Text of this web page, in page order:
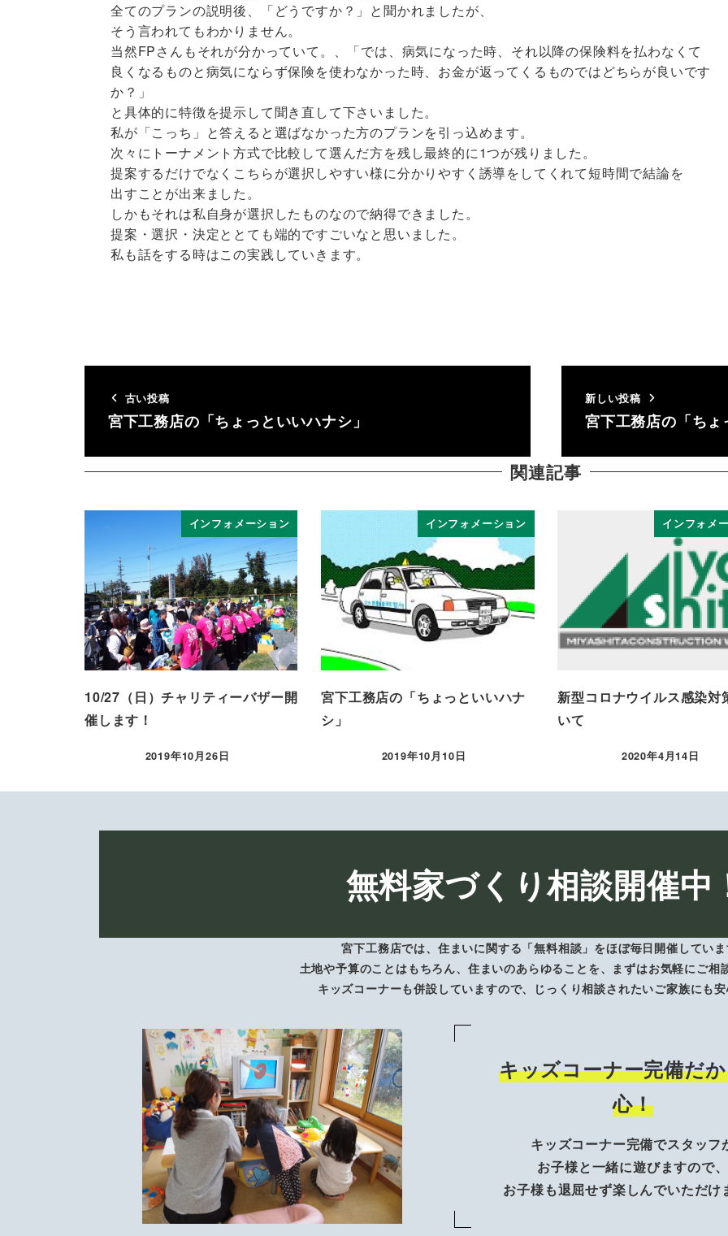
全てのプランの説明後、「どうですか？」と聞かれましたが、
そう言われてもわかりません。
当然FPさんもそれが分かっていて。、「では、病気になった時、それ以降の保険料を払わなくて
良くなるものと病気にならず保険を使わなかった時、お金が返ってくるものではどちらが良いです
か？」
と具体的に特徴を提示して聞き直して下さいました。
私が「こっち」と答えると選ばなかった方のプランを引っ込めます。
次々にトーナメント方式で比較して選んだ方を残し最終的に1つが残りました。
提案するだけでなくこちらが選択しやすい様に分かりやすく誘導をしてくれて短時間で結論を
出すことが出来ました。
しかもそれは私自身が選択したものなので納得できました。
提案・選択・決定ととても端的ですごいなと思いました。
私も話をする時はこの実践していきます。
古い投稿
宮下工務店の「ちょっといいハナシ」
新しい投稿
宮下工務店の「ち
関連記事
インフォメーション
10/27（日）チャリティーバザー開
催します！
投稿日
2019年10月26日
インフォメーション
宮下工務店の「ちょっといいハナ
シ」
投稿日
2019年10月10日
インフォメ
新型コロナウイルス感染対
いて
投稿日
2020年4月14日
無料家づくり相談開催中
宮下工務店では、住まいに関する「無料相談」をほぼ毎日開催してい
土地や予算のことはもちろん、住まいのあらゆることを、まずはお気軽にご相
キッズコーナーも併設していますので、じっくり相談されたいご家族にも
キッズコーナー完備だ
心！
キッズコーナー完備でスタッフ
お子様と一緒に遊びますので、
お子様も退屈せず楽しんでいただけ